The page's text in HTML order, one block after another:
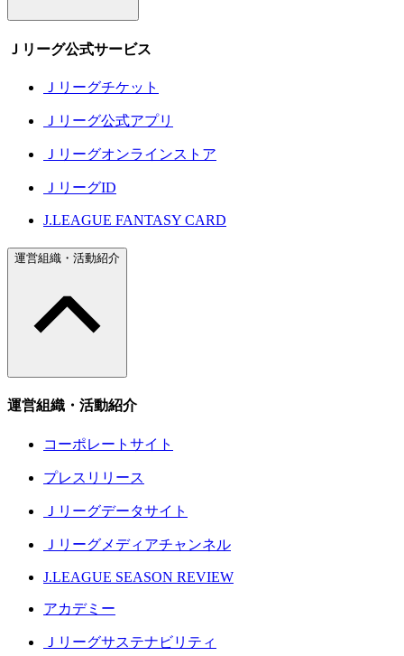
Ｊリーグ公式サービス
Ｊリーグチケット
Ｊリーグ公式アプリ
Ｊリーグオンラインストア
ＪリーグID
J.LEAGUE FANTASY CARD
運営組織・活動紹介
運営組織・活動紹介
コーポレートサイト
プレスリリース
Ｊリーグデータサイト
Ｊリーグメディアチャンネル
J.LEAGUE SEASON REVIEW
アカデミー
Ｊリーグサステナビリティ